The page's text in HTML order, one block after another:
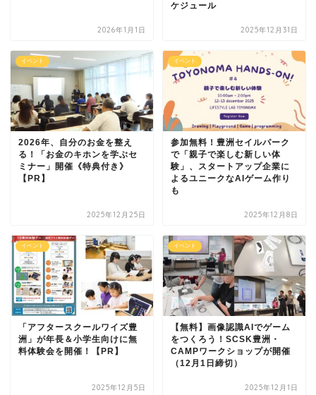
2026年1月1日
ケジュール
2025年12月31日
イベント
2026年、自分のお金を整え
る！「お金のキホンを学ぶセ
ミナー」開催《特典付き》
【PR】
2025年12月25日
イベント
参加無料！豊洲セイルパーク
で「親子で楽しむ新しい体
験」、スタートアップ企業に
よるユニークなAIゲーム作り
も
2025年12月8日
イベント
「アフタースクールワイズ豊
洲」が年長＆小学生向けに無
料体験会を開催！【PR】
2025年12月5日
イベント
【無料】画像認識AIでゲーム
をつくろう！SCSK豊洲・
CAMPワークショップが開催
（12月1日締切）
2025年12月1日